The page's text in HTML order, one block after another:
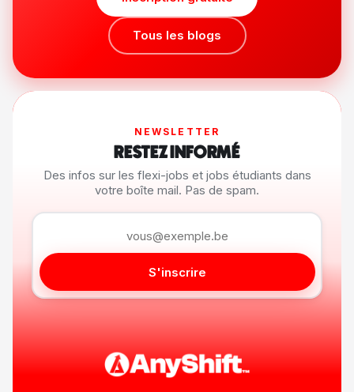
Tous les blogs
NEWSLETTER
RESTEZ INFORMÉ
Des infos sur les flexi-jobs et jobs étudiants dans
votre boîte mail. Pas de spam.
S'inscrire